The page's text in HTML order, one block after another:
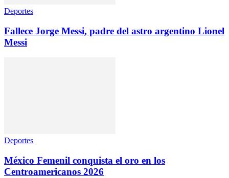
Deportes
Fallece Jorge Messi, padre del astro argentino Lionel
Messi
Deportes
México Femenil conquista el oro en los
Centroamericanos 2026